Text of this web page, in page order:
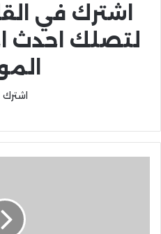
اشترك في
لتصلك احدث
اشترك